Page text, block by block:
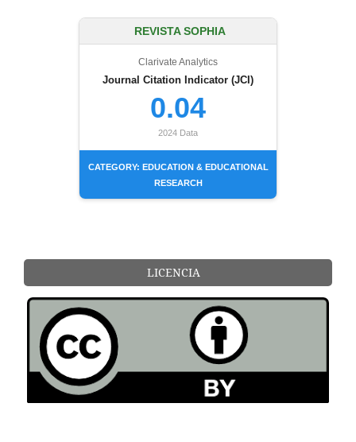
REVISTA SOPHIA
Clarivate Analytics
Journal Citation Indicator (JCI)
0.04
2024 Data
CATEGORY: EDUCATION & EDUCATIONAL
RESEARCH
LICENCIA